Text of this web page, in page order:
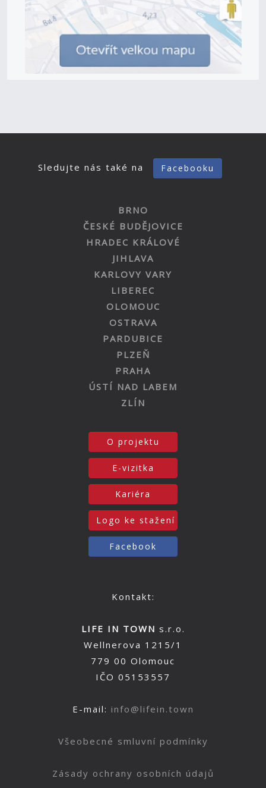
Sledujte nás také na Facebooku
BRNO
ČESKÉ BUDĚJOVICE
HRADEC KRÁLOVÉ
JIHLAVA
KARLOVY VARY
LIBEREC
OLOMOUC
OSTRAVA
PARDUBICE
PLZEŇ
PRAHA
ÚSTÍ NAD LABEM
ZLÍN
O projektu
E-vizitka
Kariéra
Logo ke stažení
Facebook
Kontakt:
LIFE IN TOWN s.r.o.
Wellnerova 1215/1
779 00 Olomouc
IČO 05153557
E-mail: info@lifein.town
Všeobecné smluvní podmínky
Zásady ochrany osobních údajů